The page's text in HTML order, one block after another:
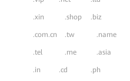
.xin .shop .biz
.com.cn .tw .name
.tel .me .asia
.in .cd .ph